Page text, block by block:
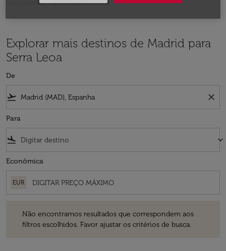
Voos Madrid - Serra Leoa
Explorar mais destinos de Madrid para
Serra Leoa
De
flight_takeoff close
Para
flight_land keyboard_arrow_down
Econômica
EUR
Não encontramos resultados que correspondem aos
filtros escolhidos. Favor ajustar os critérios de busca.